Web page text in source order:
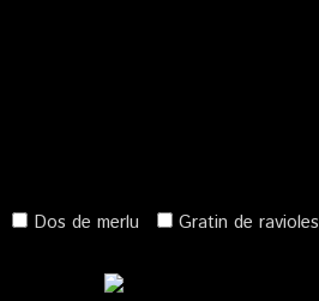
Dos de merlu Gratin de ravioles